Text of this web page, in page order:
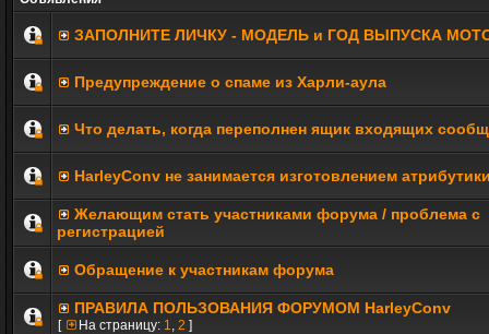
ЗАПОЛНИТE ЛИЧКУ - МОДЕЛЬ и ГОД ВЫПУСКА
Предупреждение о спаме из Харли-аула
Что делать, когда переполнен ящик входящих
HarleyConv не занимается изготовлением
Желающим стать участниками форума / проблема с
регистрацией
Обращение к участникам форума
ПРАВИЛА ПОЛЬЗОВАНИЯ ФОРУМОМ HarleyConv
[ На страницу: 1, 2 ]